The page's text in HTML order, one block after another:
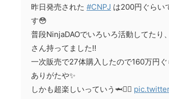
昨日発売された #CNPJ は200円ぐらい
す😳
普段NinjaDAOでいろいろ活動してたり
さん持ってました‼️
一次販売で27体購入したので160万円
ありがたや✨
しかも超楽しいっていう🦈❤️‍🔥